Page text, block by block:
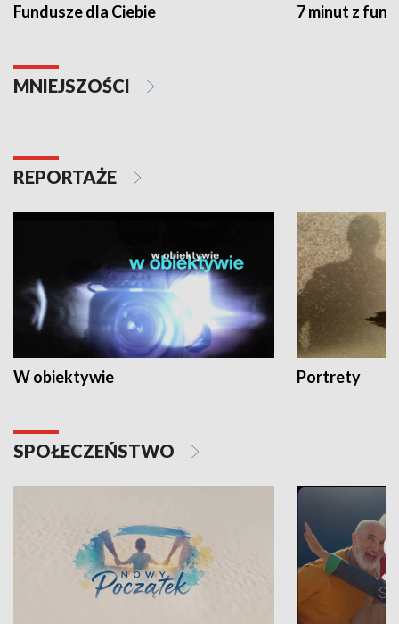
Fundusze dla Ciebie 7 minut z
MNIEJSZOŚCI
REPORTAŻE
W obiektywie Portrety
SPOŁECZEŃSTWO